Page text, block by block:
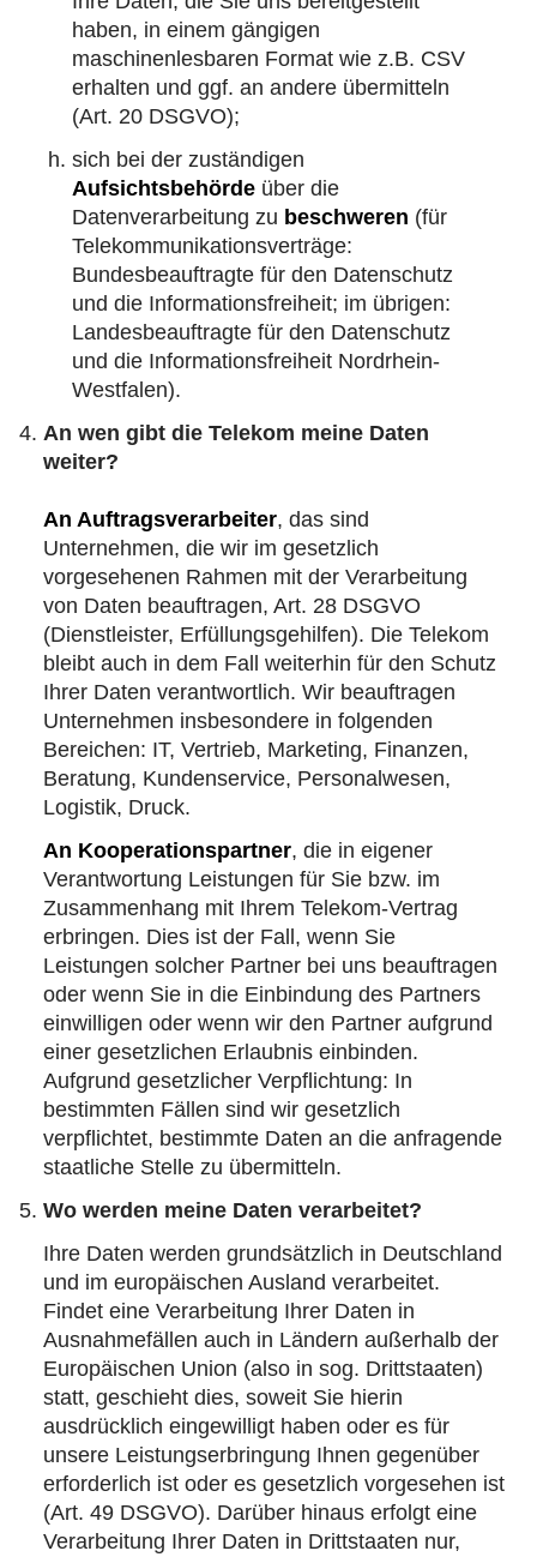
haben, in einem gängigen
maschinenlesbaren Format wie z.B. CSV
erhalten und ggf. an andere übermitteln
(Art. 20 DSGVO);
sich bei der zuständigen
Aufsichtsbehörde über die
Datenverarbeitung zu beschweren (für
Telekommunikationsverträge:
Bundesbeauftragte für den Datenschutz
und die Informationsfreiheit; im übrigen:
Landesbeauftragte für den Datenschutz
und die Informationsfreiheit Nordrhein-
Westfalen).
An wen gibt die Telekom meine Daten
weiter?
An Auftragsverarbeiter, das sind
Unternehmen, die wir im gesetzlich
vorgesehenen Rahmen mit der Verarbeitung
von Daten beauftragen, Art. 28 DSGVO
(Dienstleister, Erfüllungsgehilfen). Die Telekom
bleibt auch in dem Fall weiterhin für den Schutz
Ihrer Daten verantwortlich. Wir beauftragen
Unternehmen insbesondere in folgenden
Bereichen: IT, Vertrieb, Marketing, Finanzen,
Beratung, Kundenservice, Personalwesen,
Logistik, Druck.
An Kooperationspartner, die in eigener
Verantwortung Leistungen für Sie bzw. im
Zusammenhang mit Ihrem Telekom-Vertrag
erbringen. Dies ist der Fall, wenn Sie
Leistungen solcher Partner bei uns beauftragen
oder wenn Sie in die Einbindung des Partners
einwilligen oder wenn wir den Partner aufgrund
einer gesetzlichen Erlaubnis einbinden.
Aufgrund gesetzlicher Verpflichtung: In
bestimmten Fällen sind wir gesetzlich
verpflichtet, bestimmte Daten an die anfragende
staatliche Stelle zu übermitteln.
Wo werden meine Daten verarbeitet?
Ihre Daten werden grundsätzlich in Deutschland
und im europäischen Ausland verarbeitet.
Findet eine Verarbeitung Ihrer Daten in
Ausnahmefällen auch in Ländern außerhalb der
Europäischen Union (also in sog. Drittstaaten)
statt, geschieht dies, soweit Sie hierin
ausdrücklich eingewilligt haben oder es für
unsere Leistungserbringung Ihnen gegenüber
erforderlich ist oder es gesetzlich vorgesehen ist
(Art. 49 DSGVO). Darüber hinaus erfolgt eine
Verarbeitung Ihrer Daten in Drittstaaten nur,